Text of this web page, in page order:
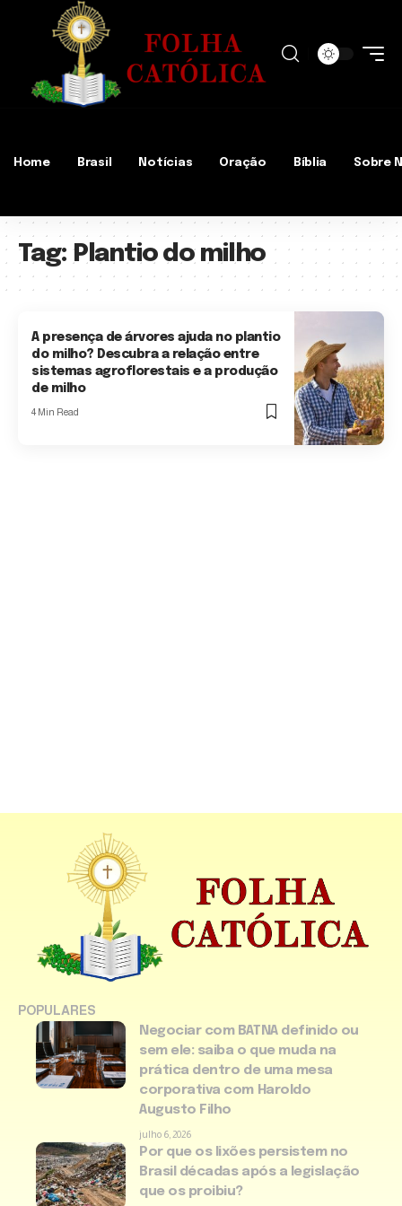
Home Brasil Notícias Oração Bíblia Sobre
Tag: Plantio do milho
A presença de árvores ajuda no plantio
do milho? Descubra a relação entre
sistemas agroflorestais e a produção
de milho
4 Min Read
POPULARES
Negociar com BATNA definido ou
sem ele: saiba o que muda na
prática dentro de uma mesa
corporativa com Haroldo
Augusto Filho
julho 6, 2026
Por que os lixões persistem no
Brasil décadas após a legislação
que os proibiu?